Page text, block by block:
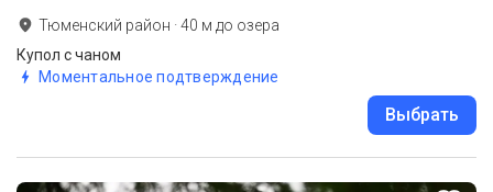
Тюменский район ·40 м до озера
Купол с чаном
Моментальное подтверждение
Выбрать